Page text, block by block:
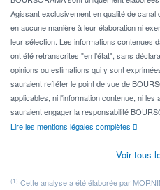
Agissant exclusivement en qualité de
en aucune manière à leur élaboration ni
leur sélection. Les informations contenues
ont été retranscrites "en l'état", sans
opinions ou estimations qui y sont
sauraient refléter le point de vue de
applicables, ni l'information contenue, ni
sauraient engager la responsabilité
Lire les mentions légales complètes
Voir tous
(1) Cette analyse a été élaborée par